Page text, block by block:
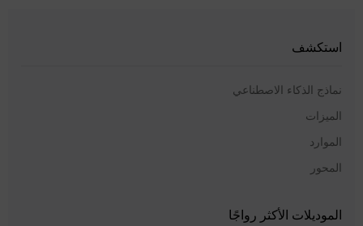
استكشف
نماذج الذكاء الاصطناعي
الميزات
الموارد
المحور
الموديلات الأكثر رواجًا